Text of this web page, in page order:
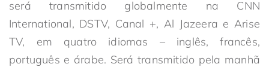
será transmitido globalmente na CNN
International, DSTV, Canal +, Al Jazeera e Arise
TV, em quatro idiomas – inglês, francês,
português e árabe. Será transmitido pela manhã